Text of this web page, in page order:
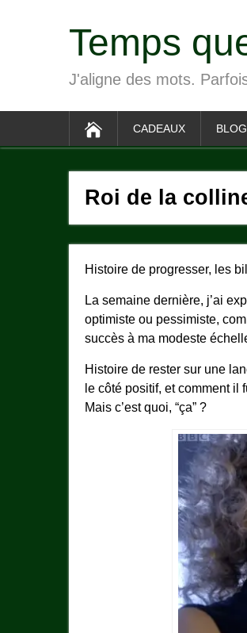
Temps
J'aligne des mots.
CADEAUX BLOG
Roi de la
Histoire de progresser, les
La semaine dernière, j’ai
optimiste ou pessimiste,
succès à ma modeste
Histoire de rester sur une
le côté positif, et comment il
Mais c’est quoi, “ça” ?